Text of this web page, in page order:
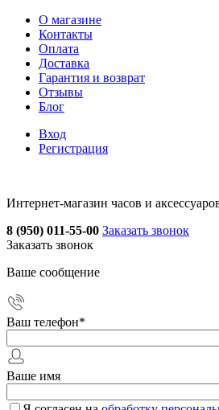
О магазине
Контакты
Оплата
Доставка
Гарантия и возврат
Отзывы
Блог
Вход
Регистрация
Интернет-магазин часов и
8 (950) 011-55-00 Заказать звонок
Заказать звонок
Ваше сообщение
Ваш телефон*
Ваше имя